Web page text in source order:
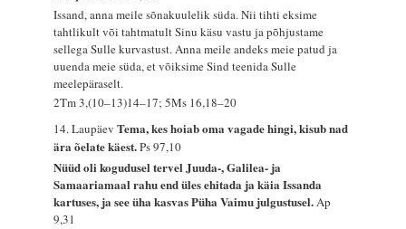
Issand, anna meile sõnakuulelik süda. Nii tihti eksime
tahtlikult või tahtmatult Sinu käsu vastu ja põhjustame
sellega Sulle kurvastust. Anna meile andeks meie patud ja
uuenda meie süda, et võiksime Sind teenida Sulle
meelepäraselt.
2Tm 3,(10–13)14–17; 5Ms 16,18–20
14. LaupäevTema, kes hoiab oma vagade hingi, kisub nad
ära õelate käest.Ps 97,10
Nüüd oli kogudusel tervel Juuda-, Galilea- ja
Samaariamaal rahu end üles ehitada ja käia Issanda
kartuses, ja see üha kasvas Püha Vaimu julgustusel.Ap
9,31